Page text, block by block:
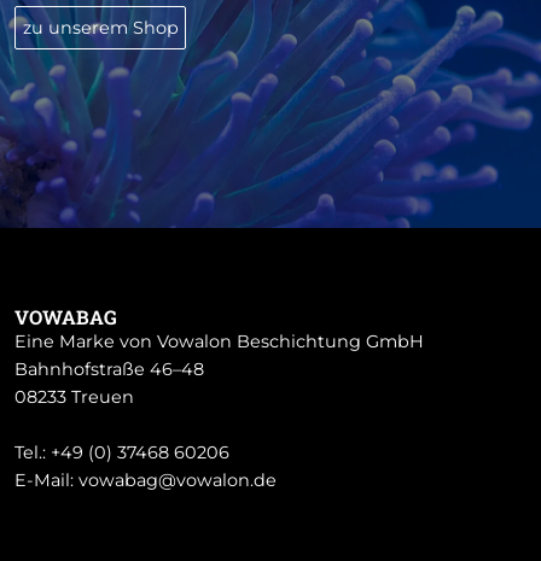
zu unserem Shop
VOWABAG
Eine Marke von Vowalon Beschichtung GmbH
Bahnhofstraße 46–48
08233 Treuen
Tel.: +49 (0) 37468 60206
E-Mail: vowabag@vowalon.de